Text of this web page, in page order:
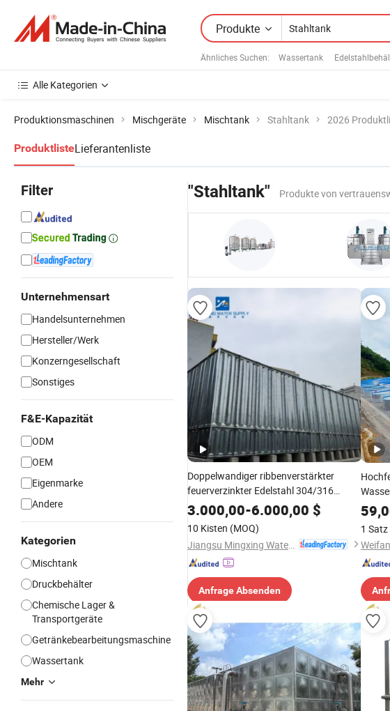
Produkte
Ähnliches Suchen: Wassertank
Alle Kategorien
Produktionsmaschinen Mischgeräte Mischtank Stahltank 2026
ProduktlisteLieferantenliste
Filter
Unternehmensart
Handelsunternehmen
Hersteller/Werk
Konzerngesellschaft
Sonstiges
F&E-Kapazität
ODM
OEM
Eigenmarke
Andere
Kategorien
Mischtank
Druckbehälter
Chemische Lager &
Transportgeräte
Getränkebearbeitungsmaschine
Wassertank
Mehr
"Stahltank" Produkte von
Doppelwandiger ribbenverstärkter
feuerverzinkter Edelstahl 304/316
Abschnittswassertank
3.000,00-6.000,00 $
10 Kisten (MOQ)
Anfrage Absenden
1 Satz